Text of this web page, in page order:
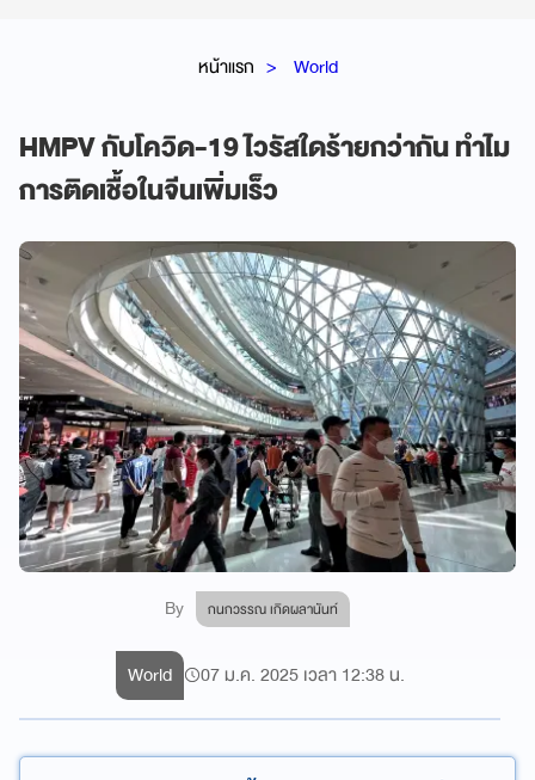
หน้าแรก World
HMPV กับโควิด-19 ไวรัสใดร้ายกว่ากัน ทำไม
การติดเชื้อในจีนเพิ่มเร็ว
By กนกวรรณ เกิดผลานันท์
World 07 ม.ค. 2025 เวลา 12:38 น.